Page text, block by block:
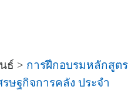
ธ์ > การฝึกอบรมหลักสูตร
ษฐกิจการคลัง ประจำ